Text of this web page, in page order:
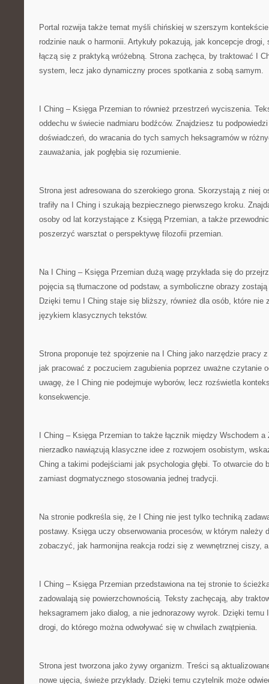
Portal rozwija także temat myśli chińskiej w szerszym
rodzinie nauk o harmonii. Artykuły pokazują, jak koncepcje
łączą się z praktyką wróżebną. Strona zachęca, by traktować I
system, lecz jako dynamiczny proces spotkania z sobą samym.
I Ching – Księga Przemian to również przestrzeń wyciszenia.
oddechu w świecie nadmiaru bodźców. Znajdziesz tu
doświadczeń, do wracania do tych samych heksagramów w
zauważania, jak pogłębia się rozumienie.
Strona jest adresowana do szerokiego grona. Skorzystają z niej
trafiły na I Ching i szukają bezpiecznego pierwszego kroku.
osoby od lat korzystające z Księgą Przemian, a także
poszerzyć warsztat o perspektywę filozofii przemian.
Na I Ching – Księga Przemian dużą wagę przykłada się do
pojęcia są tłumaczone od podstaw, a symboliczne obrazy
Dzięki temu I Ching staje się bliższy, również dla osób, które nie
językiem klasycznych tekstów.
Strona proponuje też spojrzenie na I Ching jako narzędzie pracy
jak pracować z poczuciem zagubienia poprzez uważne czytanie
uwagę, że I Ching nie podejmuje wyborów, lecz rozświetla
konsekwencje.
I Ching – Księga Przemian to także łącznik między Wschodem a
nierzadko nawiązują klasyczne idee z rozwojem osobistym,
Ching a takimi podejściami jak psychologia głębi. To otwarcie do
zamiast dogmatycznego stosowania jednej tradycji.
Na stronie podkreśla się, że I Ching nie jest tylko techniką
postawy. Księga uczy obserwowania procesów, w którym należy
zobaczyć, jak harmonijna reakcja rodzi się z wewnętrznej ciszy,
I Ching – Księga Przemian przedstawiona na tej stronie to
zadowalają się powierzchownością. Teksty zachęcają, aby
heksagramem jako dialog, a nie jednorazowy wyrok. Dzięki
drogi, do którego można odwoływać się w chwilach zwątpienia.
Strona jest tworzona jako żywy organizm. Treści są
nowe ujęcia, świeże przykłady. Dzięki temu czytelnik może